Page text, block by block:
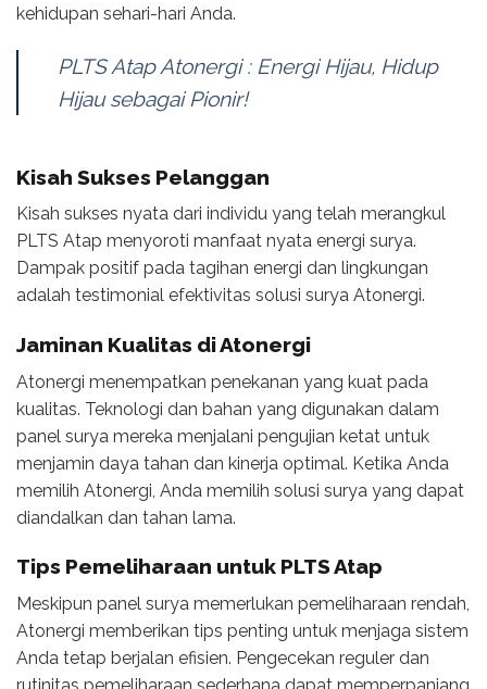
kehidupan sehari-hari Anda.
PLTS Atap Atonergi : Energi Hijau, Hidup
Hijau sebagai Pionir!
Kisah Sukses Pelanggan
Kisah sukses nyata dari individu yang telah merangkul
PLTS Atap menyoroti manfaat nyata energi surya.
Dampak positif pada tagihan energi dan lingkungan
adalah testimonial efektivitas solusi surya Atonergi.
Jaminan Kualitas di Atonergi
Atonergi menempatkan penekanan yang kuat pada
kualitas. Teknologi dan bahan yang digunakan dalam
panel surya mereka menjalani pengujian ketat untuk
menjamin daya tahan dan kinerja optimal. Ketika Anda
memilih Atonergi, Anda memilih solusi surya yang dapat
diandalkan dan tahan lama.
Tips Pemeliharaan untuk PLTS Atap
Meskipun panel surya memerlukan pemeliharaan rendah,
Atonergi memberikan tips penting untuk menjaga sistem
Anda tetap berjalan efisien. Pengecekan reguler dan